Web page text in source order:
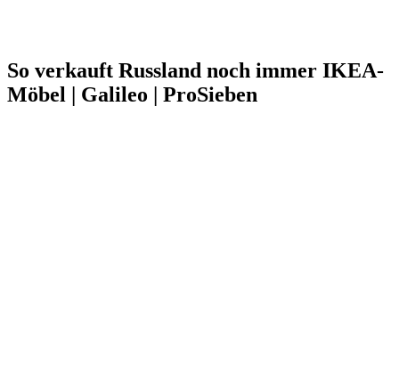
So verkauft Russland noch immer IKEA-
Möbel | Galileo | ProSieben